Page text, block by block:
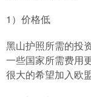
1）价格低
黑山护照所需的投
一些国家所需费用
很大的希望加入欧盟